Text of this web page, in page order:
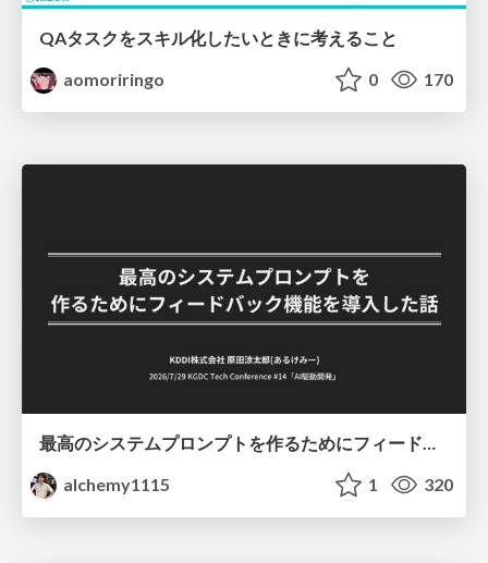
QAタスクをスキル化したいときに考えること
aomoriringo
0 170
最高のシステムプロンプトを作るためにフィードバック機能を導入した話
alchemy1115
1 320